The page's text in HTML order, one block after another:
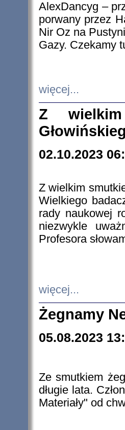
AlexDancyg –
porwany przez
Nir Oz na
Gazy. Czekamy
więcej...
Z
02.10.2023
Z wielkim
Wielkiego
rady naukowej
niezwykle
Profesora
więcej...
Żegnamy
05.08.2023
Ze smutkiem
długie lata.
Materiały" od